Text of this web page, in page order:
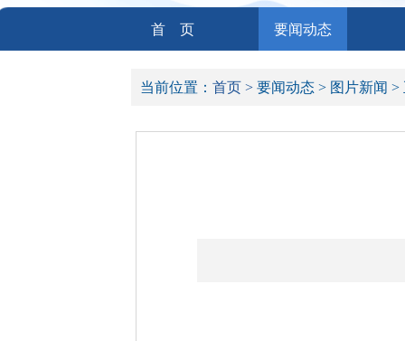
首 页 要闻动态
当前位置： 首页 > 要闻动态 > 图片新闻 >